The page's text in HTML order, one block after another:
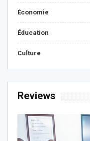
Économie
Éducation
Culture
Reviews